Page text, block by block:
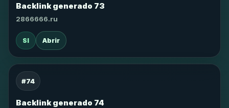
Backlink generado 73
2866666.ru
SI Abrir
#74
Backlink generado 74